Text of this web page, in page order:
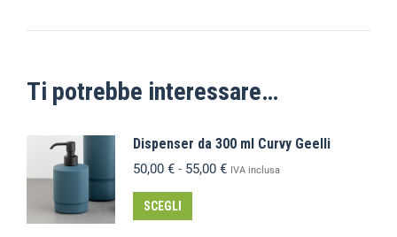
Ti potrebbe interessare…
Dispenser da 300 ml Curvy Geelli
50,00 € - 55,00 € IVA inclusa
SCEGLI